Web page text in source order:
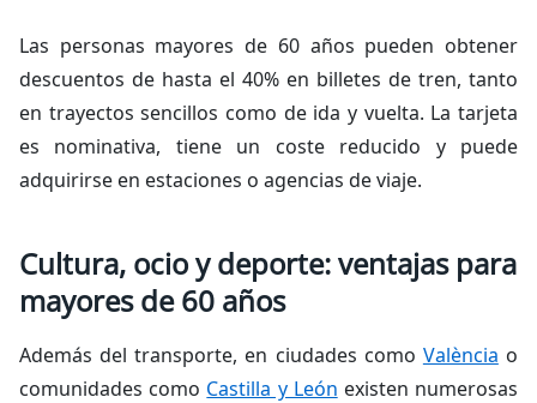
Las personas mayores de 60 años pueden obtener
descuentos de hasta el 40% en billetes de tren, tanto
en trayectos sencillos como de ida y vuelta. La tarjeta
es nominativa, tiene un coste reducido y puede
adquirirse en estaciones o agencias de viaje.
Cultura, ocio y deporte: ventajas para
mayores de 60 años
Además del transporte, en ciudades como València o
comunidades como Castilla y León existen numerosas